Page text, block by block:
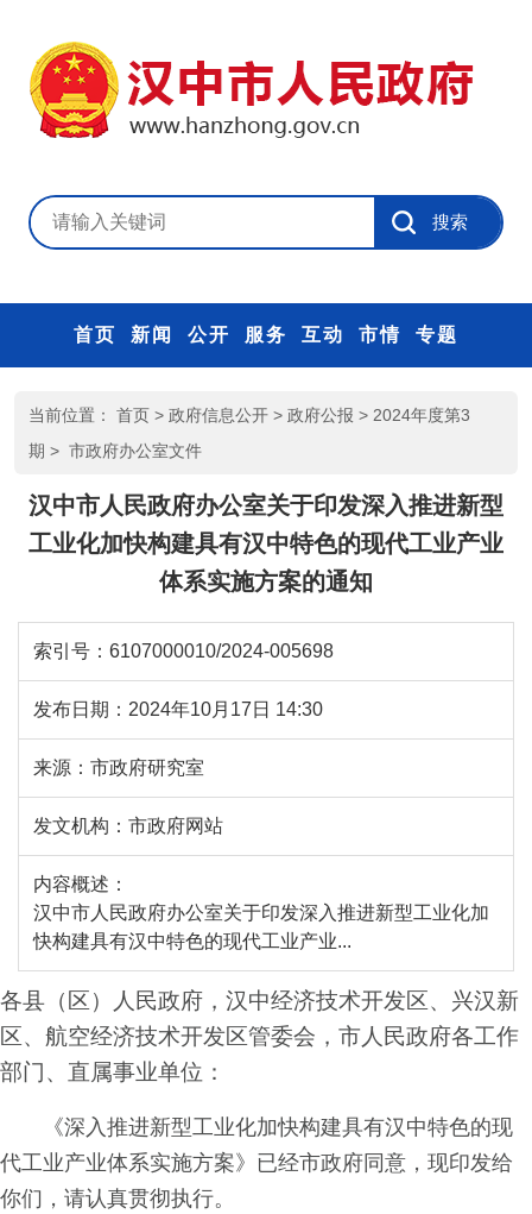
首页 新闻 公开 服务 互动 市情 专题
当前位置： 首页 > 政府信息公开 > 政府公报 > 2024年度第3
期 > 市政府办公室文件
汉中市人民政府办公室关于印发深入推进新型
工业化加快构建具有汉中特色的现代工业产业
体系实施方案的通知
索引号： 6107000010/2024-005698
发布日期： 2024年10月17日 14:30
来源： 市政府研究室
发文机构： 市政府网站
内容概述：
汉中市人民政府办公室关于印发深入推进新型工业化加
快构建具有汉中特色的现代工业产业...
各县（区）人民政府，汉中经济技术开发区、兴汉新
区、航空经济技术开发区管委会，市人民政府各工作
部门、直属事业单位：
《深入推进新型工业化加快构建具有汉中特色的现
代工业产业体系实施方案》已经市政府同意，现印发给
你们，请认真贯彻执行。